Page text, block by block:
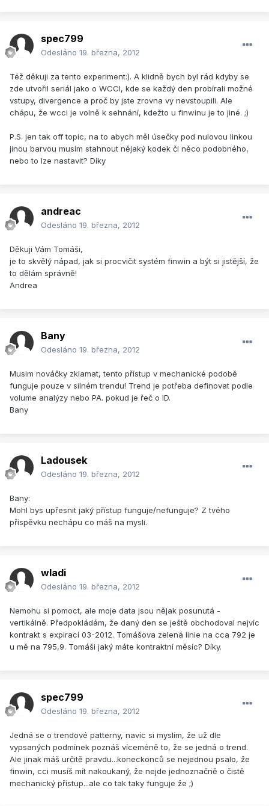
spec799
Odesláno 19. března, 2012
Též děkuji za tento experiment:). A klidně bych byl rád kdyby se
zde utvořil seriál jako o WCCI, kde se každý den probírali možné
vstupy, divergence a proč by jste zrovna vy nevstoupili. Ale
chápu, že wcci je volně k sehnání, kdežto u finwinu je to jiné. ;)
P.S. jen tak off topic, na to abych měl úsečky pod nulovou linkou
jinou barvou musím stahnout nějaký kodek či něco podobného,
nebo to lze nastavit? Díky
andreac
Odesláno 19. března, 2012
Děkuji Vám Tomáši,
je to skvělý nápad, jak si procvičit systém finwin a být si jistější, že
to dělám správně!
Andrea
Bany
Odesláno 19. března, 2012
Musim nováčky zklamat, tento přístup v mechanické podobě
funguje pouze v silném trendu! Trend je potřeba definovat podle
volume analýzy nebo PA. pokud je řeč o ID.
Bany
Ladousek
Odesláno 19. března, 2012
Bany:
Mohl bys upřesnit jaký přístup funguje/nefunguje? Z tvého
příspěvku nechápu co máš na mysli.
wladi
Odesláno 19. března, 2012
Nemohu si pomoct, ale moje data jsou nějak posunutá -
vertikálně. Předpokládám, že daný den se ještě obchodoval nejvíc
kontrakt s expirací 03-2012. Tomášova zelená linie na cca 792 je
u mě na 795,9. Tomáši jaký máte kontraktní měsíc? Díky.
spec799
Odesláno 19. března, 2012
Jedná se o trendové patterny, navíc si myslím, že už dle
vypsaných podmínek poznáš víceméně to, že se jedná o trend.
Ale jinak máš určitě pravdu...koneckonců se nejednou psalo, že
finwin, cci musíš mít nakoukaný, že nejde jednoznačně o čistě
mechanický přístup...ale co tak taky funguje že ;)